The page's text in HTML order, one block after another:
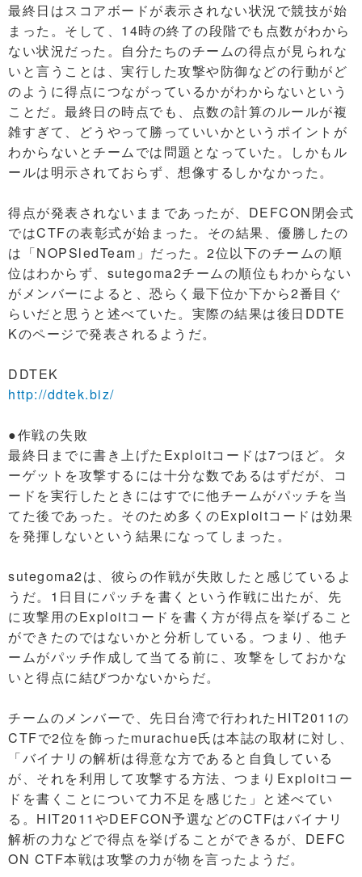
最終日はスコアボードが表示されない状況で競技が始
まった。そして、14時の終了の段階でも点数がわから
ない状況だった。自分たちのチームの得点が見られな
いと言うことは、実行した攻撃や防御などの行動がど
のように得点につながっているかがわからないという
ことだ。最終日の時点でも、点数の計算のルールが複
雑すぎて、どうやって勝っていいかというポイントが
わからないとチームでは問題となっていた。しかもル
ールは明示されておらず、想像するしかなかった。
得点が発表されないままであったが、DEFCON閉会式
ではCTFの表彰式が始まった。その結果、優勝したの
は「NOPSledTeam」だった。2位以下のチームの順
位はわからず、sutegoma2チームの順位もわからない
がメンバーによると、恐らく最下位か下から2番目ぐ
らいだと思うと述べていた。実際の結果は後日DDTE
Kのページで発表されるようだ。
DDTEK
http://ddtek.biz/
●作戦の失敗
最終日までに書き上げたExploitコードは7つほど。タ
ーゲットを攻撃するには十分な数であるはずだが、コ
ードを実行したときにはすでに他チームがパッチを当
てた後であった。そのため多くのExploitコードは効果
を発揮しないという結果になってしまった。
sutegoma2は、彼らの作戦が失敗したと感じているよ
うだ。1日目にパッチを書くという作戦に出たが、先
に攻撃用のExploitコードを書く方が得点を挙げること
ができたのではないかと分析している。つまり、他チ
ームがパッチ作成して当てる前に、攻撃をしておかな
いと得点に結びつかないからだ。
チームのメンバーで、先日台湾で行われたHIT2011の
CTFで2位を飾ったmurachue氏は本誌の取材に対し、
「バイナリの解析は得意な方であると自負している
が、それを利用して攻撃する方法、つまりExploitコー
ドを書くことについて力不足を感じた」と述べてい
る。HIT2011やDEFCON予選などのCTFはバイナリ
解析の力などで得点を挙げることができるが、DEFC
ON CTF本戦は攻撃の力が物を言ったようだ。